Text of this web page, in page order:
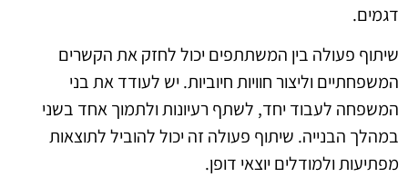
דגמים.
שיתוף פעולה בין המשתתפים יכול לחזק את הקשרים
המשפחתיים וליצור חוויות חיוביות. יש לעודד את בני
המשפחה לעבוד יחד, לשתף רעיונות ולתמוך אחד בשני
במהלך הבנייה. שיתוף פעולה זה יכול להוביל לתוצאות
מפתיעות ולמודלים יוצאי דופן.